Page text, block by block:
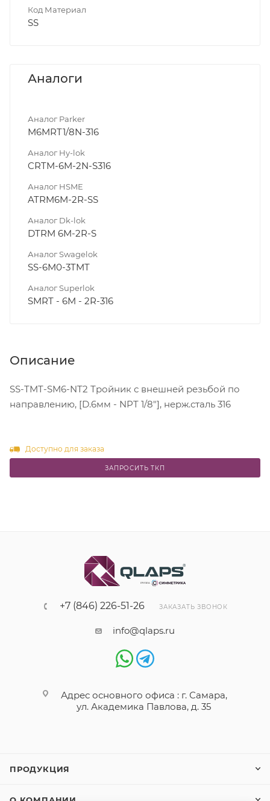
Код Материал
SS
Аналоги
Аналог Parker
M6MRT1/8N-316
Аналог Hy-lok
CRTM-6M-2N-S316
Аналог HSME
ATRM6M-2R-SS
Аналог Dk-lok
DTRM 6M-2R-S
Аналог Swagelok
SS-6M0-3TMT
Аналог Superlok
SMRT - 6M - 2R-316
Описание
SS-TMT-SM6-NT2 Тройник с внешней резьбой по
направлению, [D.6мм - NPT 1/8"], нерж.сталь 316
Доступно для заказа
ЗАПРОСИТЬ ТКП
+7 (846) 226-51-26 ЗАКАЗАТЬ ЗВОНОК
info@qlaps.ru
Адрес основного офиса : г. Самара,
ул. Академика Павлова, д. 35
ПРОДУКЦИЯ